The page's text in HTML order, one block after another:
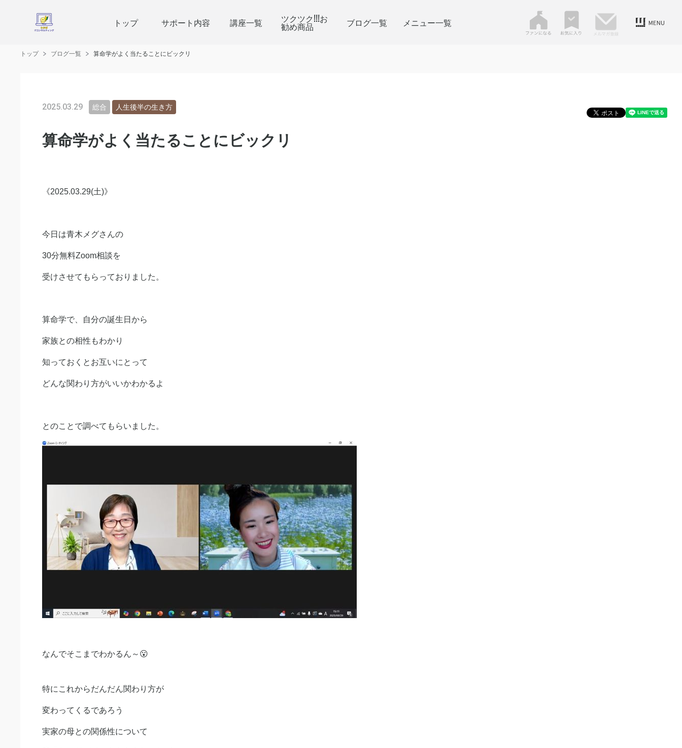
トップ サポート内容 講座一覧 ツクツク!!!お
勧め商品 ブログ一覧 メニュー一覧
トップ ブログ一覧 算命学がよく当たることにビックリ
2025.03.29 総合 人生後半の生き方
算命学がよく当たることにビックリ
《2025.03.29(土)》
今日は青木メグさんの
30分無料Zoom相談を
受けさせてもらっておりました。
算命学で、自分の誕生日から
家族との相性もわかり
知っておくとお互いにとって
どんな関わり方がいいかわかるよ
とのことで調べてもらいました。
なんでそこまでわかるん～😮
特にこれからだんだん関わり方が
変わってくるであろう
実家の母との関係性について